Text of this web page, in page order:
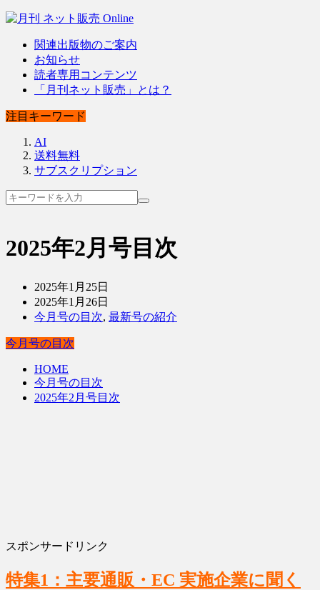
関連出版物のご案内
お知らせ
読者専用コンテンツ
「月刊ネット販売」とは？
注目キーワード
AI
送料無料
サブスクリプション
2025年2月号目次
2025年1月25日
2025年1月26日
今月号の目次, 最新号の紹介
今月号の目次
HOME
今月号の目次
2025年2月号目次
スポンサードリンク
特集1：主要通販・EC 実施企業に聞く